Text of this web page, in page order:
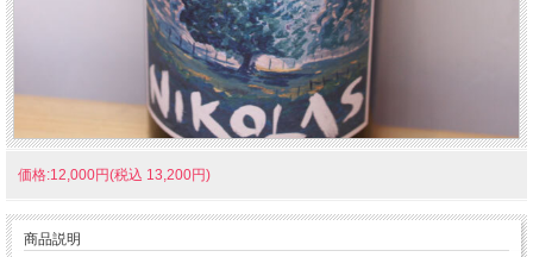
価格:12,000円(税込 13,200円)
商品説明